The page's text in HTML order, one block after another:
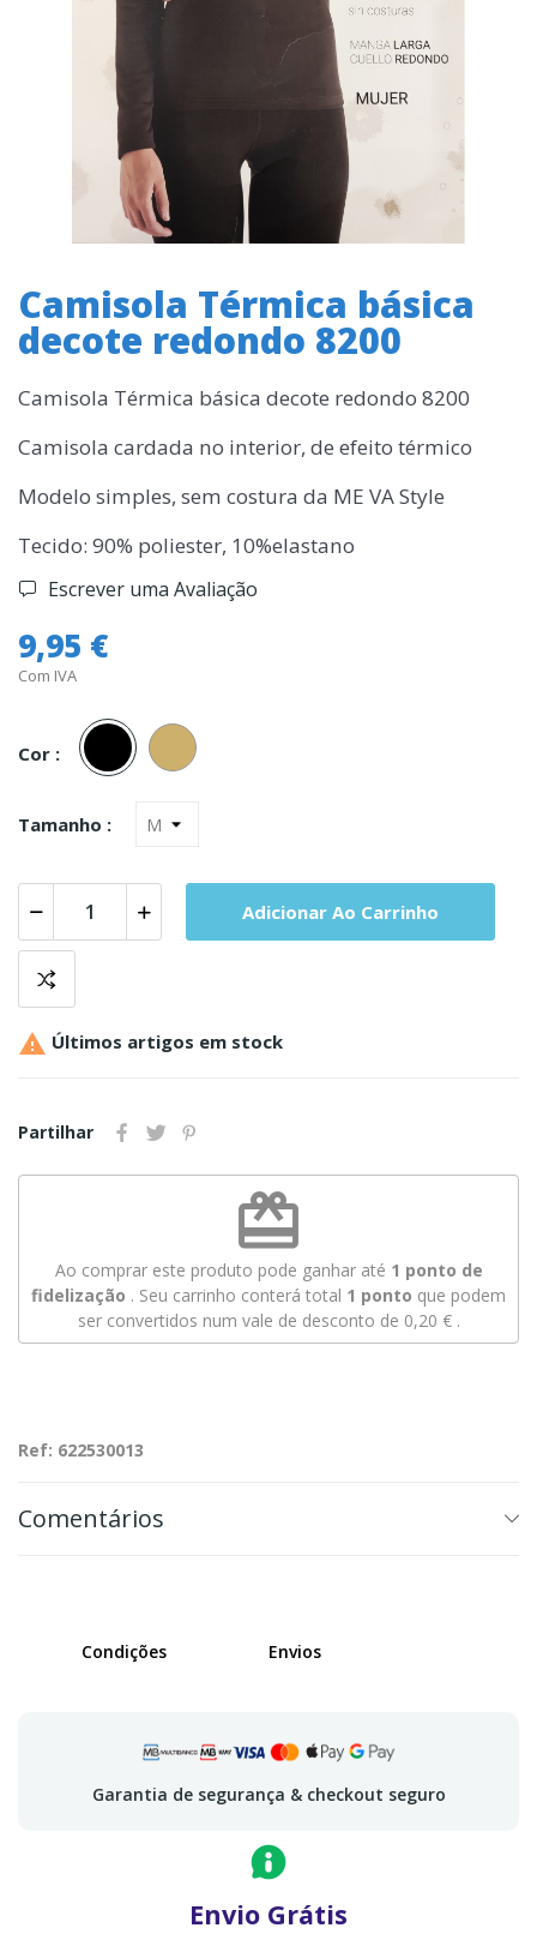
Camisola Térmica básica
decote redondo 8200
Camisola Térmica básica decote redondo 8200
Camisola cardada no interior, de efeito térmico
Modelo simples, sem costura da ME VA Style
Tecido: 90% poliester, 10%elastano
Escrever uma Avaliação
9,95 €
Com IVA
Cor :
Preto
Tamanho :
Adicionar Ao Carrinho
 Últimos artigos em stock
Partilhar
redeem
Ao comprar este produto pode ganhar até 1 ponto de
fidelização . Seu carrinho conterá total 1 ponto que podem
ser convertidos num vale de desconto de 0,20 €.
Ref: 622530013
Comentários
Condições Envios
Garantia de segurança & checkout seguro
Envio Grátis